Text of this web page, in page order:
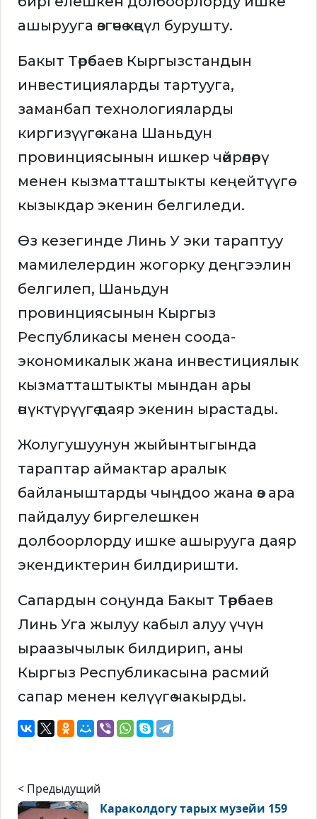
ашырууга өзгөчө көңүл бурушту.
Бакыт Төрөбаев Кыргызстандын
инвестицияларды тартууга,
заманбап технологияларды
киргизүүгө жана Шаньдун
провинциясынын ишкер чөйрөлөрү
менен кызматташтыкты кеңейтүүгө
кызыкдар экенин белгиледи.
Өз кезегинде Линь У эки тараптуу
мамилелердин жогорку деңгээлин
белгилеп, Шаньдун
провинциясынын Кыргыз
Республикасы менен соода-
экономикалык жана инвестициялык
кызматташтыкты мындан ары
өнүктүрүүгө даяр экенин ырастады.
Жолугушуунун жыйынтыгында
тараптар аймактар аралык
байланыштарды чыңдоо жана өз ара
пайдалуу биргелешкен
долбоорлорду ишке ашырууга даяр
экендиктерин билдиришти.
Сапардын соңунда Бакыт Төрөбаев
Линь Уга жылуу кабыл алуу үчүн
ыраазычылык билдирип, аны
Кыргыз Республикасына расмий
сапар менен келүүгө чакырды.
< Предыдущий
Караколдогу тарых музейи 159